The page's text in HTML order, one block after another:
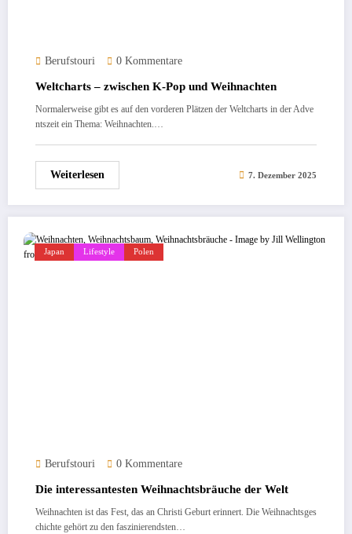
Berufstouri 0 Kommentare
Weltcharts – zwischen K‑Pop und Weihnachten
Normalerweise gibt es auf den vorderen Plätzen der Weltcharts in der Adve
ntszeit ein Thema: Weihnachten.…
Weiterlesen 7. Dezember 2025
Japan Lifestyle Polen
Berufstouri 0 Kommentare
Die interessantesten Weihnachtsbräuche der Welt
Weihnachten ist das Fest, das an Christi Geburt erinnert. Die Weihnachtsges
chichte gehört zu den faszinierendsten…